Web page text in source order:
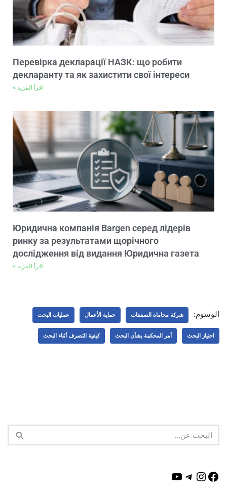
Перевірка декларації НАЗК: що робити
декларанту та як захистити свої інтереси
اقرأ المزيد >
Юридична компанія Bargen серед лідерів
ринку за результатами щорічного
дослідження від видання Юридична газета
اقرأ المزيد >
الوسوم: شركة محاماة الصفقات حماية الأعمال عمليات البحث
اجتياز البحث أمر المحكمة بشأن البحث كيفية التصرف أثناء البحث